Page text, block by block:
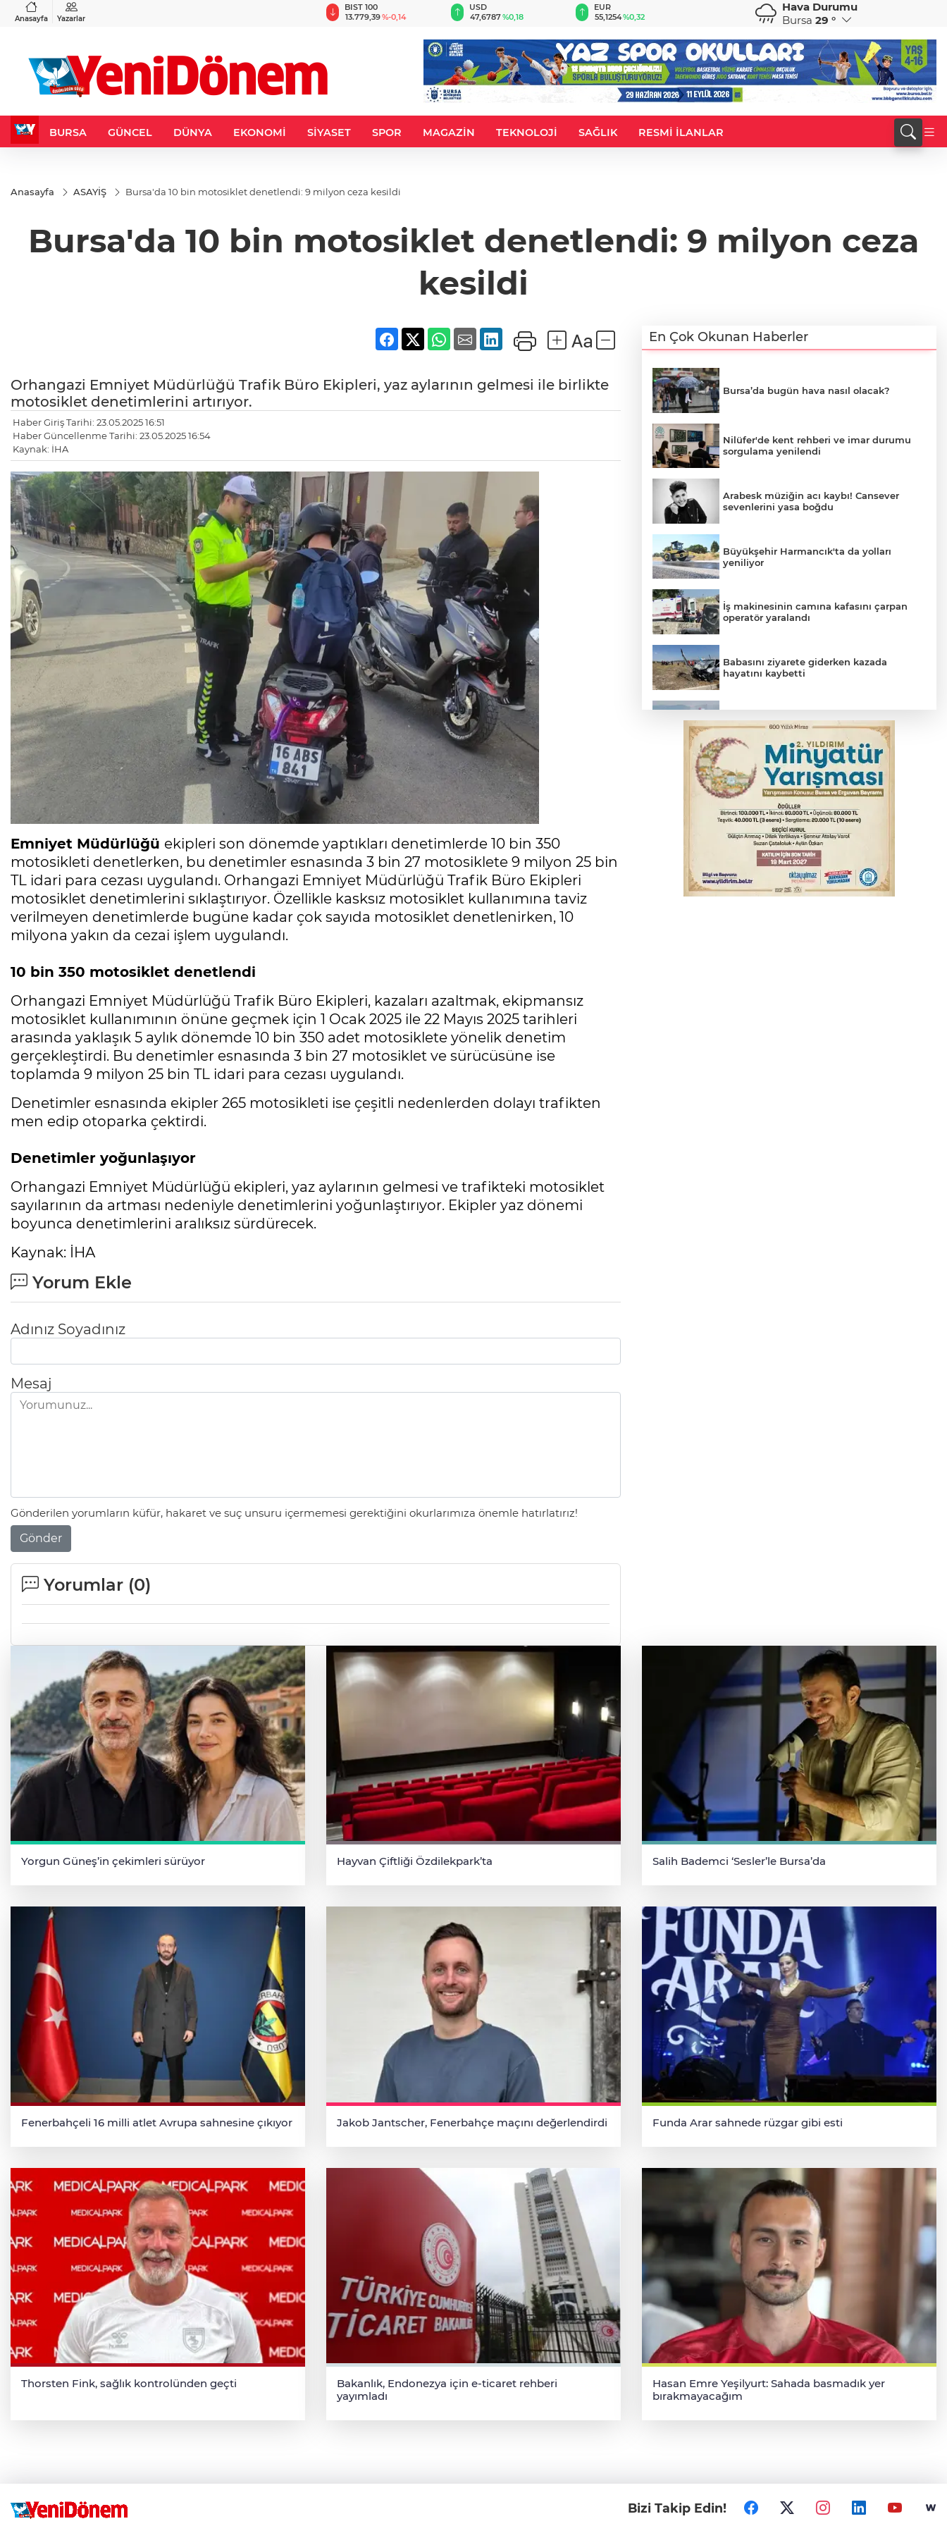
Anasayfa Yazarlar
USD
47,6787%0,18
EUR
55,1254%0,32
GBP
64,3468%0,38 %0,82
CAD
34,1883
Hava Durumu
Bursa 29 °
BURSA GÜNCEL DÜNYA EKONOMİ SİYASET SPOR MAGAZİN TEKNOLOJİ SAĞLIK RESMİ İLANLAR
Anasayfa ASAYİŞ Bursa'da 10 bin motosiklet denetlendi: 9 milyon ceza kesildi
Bursa'da 10 bin motosiklet denetlendi: 9 milyon ceza
kesildi
Orhangazi Emniyet Müdürlüğü Trafik Büro Ekipleri, yaz aylarının gelmesi ile birlikte
motosiklet denetimlerini artırıyor.
Haber Giriş Tarihi: 23.05.2025 16:51
Haber Güncellenme Tarihi: 23.05.2025 16:54
Kaynak: İHA
Emniyet Müdürlüğü ekipleri son dönemde yaptıkları denetimlerde 10 bin 350
motosikleti denetlerken, bu denetimler esnasında 3 bin 27 motosiklete 9 milyon 25 bin
TL idari para cezası uygulandı. Orhangazi Emniyet Müdürlüğü Trafik Büro Ekipleri
motosiklet denetimlerini sıklaştırıyor. Özellikle kasksız motosiklet kullanımına taviz
verilmeyen denetimlerde bugüne kadar çok sayıda motosiklet denetlenirken, 10
milyona yakın da cezai işlem uygulandı.
10 bin 350 motosiklet denetlendi
Orhangazi Emniyet Müdürlüğü Trafik Büro Ekipleri, kazaları azaltmak, ekipmansız
motosiklet kullanımının önüne geçmek için 1 Ocak 2025 ile 22 Mayıs 2025 tarihleri
arasında yaklaşık 5 aylık dönemde 10 bin 350 adet motosiklete yönelik denetim
gerçekleştirdi. Bu denetimler esnasında 3 bin 27 motosiklet ve sürücüsüne ise
toplamda 9 milyon 25 bin TL idari para cezası uygulandı.
Denetimler esnasında ekipler 265 motosikleti ise çeşitli nedenlerden dolayı trafikten
men edip otoparka çektirdi.
Denetimler yoğunlaşıyor
Orhangazi Emniyet Müdürlüğü ekipleri, yaz aylarının gelmesi ve trafikteki motosiklet
sayılarının da artması nedeniyle denetimlerini yoğunlaştırıyor. Ekipler yaz dönemi
boyunca denetimlerini aralıksız sürdürecek.
Kaynak: İHA
Yorum Ekle
Adınız Soyadınız
Mesaj
Gönderilen yorumların küfür, hakaret ve suç unsuru içermemesi gerektiğini okurlarımıza önemle hatırlatırız!
Gönder
Yorumlar (0)
En Çok Okunan Haberler
Bursa’da bugün hava nasıl olacak?
Nilüfer'de kent rehberi ve imar durumu
sorgulama yenilendi
Arabesk müziğin acı kaybı! Cansever
sevenlerini yasa boğdu
Büyükşehir Harmancık'ta da yolları
yeniliyor
İş makinesinin camına kafasını çarpan
operatör yaralandı
Babasını ziyarete giderken kazada
hayatını kaybetti
karadan müdahale başlatıldı
Beyaz Saray ile Taylor Swift arasında telif
savaşı
Bursa'da Mustafa Keser'den müzik ve
kahkaha dolu gece
Bursa'da binlerce kişi meteor yağmuru
için bir araya geldi
Yorgun Güneş’in çekimleri sürüyor Hayvan Çiftliği Özdilekpark’ta Salih Bademci ‘Sesler’le Bursa’da
Fenerbahçeli 16 milli atlet Avrupa sahnesine çıkıyor Jakob Jantscher, Fenerbahçe maçını değerlendirdi Funda Arar sahnede rüzgar gibi esti
Thorsten Fink, sağlık kontrolünden geçti
Bakanlık, Endonezya için e-ticaret rehberi
yayımladı
Hasan Emre Yeşilyurt: Sahada basmadık yer
bırakmayacağım
Bizi Takip Edin!